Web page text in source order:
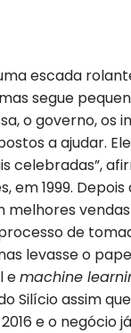
escada
segue
o governo, os
a ajudar.
celebradas”,
1999. Depois
melhores
de
levasse o
emachine
Silício assim
e o negócio